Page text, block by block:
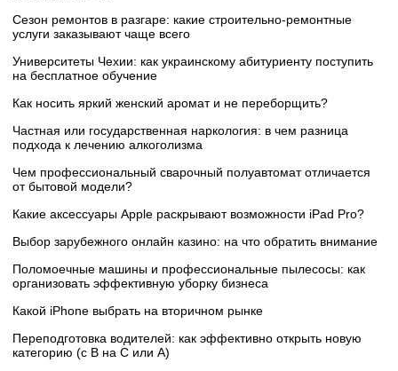
Сезон ремонтов в разгаре: какие строительно-ремонтные
услуги заказывают чаще всего
Университеты Чехии: как украинскому абитуриенту поступить
на бесплатное обучение
Как носить яркий женский аромат и не переборщить?
Частная или государственная наркология: в чем разница
подхода к лечению алкоголизма
Чем профессиональный сварочный полуавтомат отличается
от бытовой модели?
Какие аксессуары Apple раскрывают возможности iPad Pro?
Выбор зарубежного онлайн казино: на что обратить внимание
Поломоечные машины и профессиональные пылесосы: как
организовать эффективную уборку бизнеса
Какой iPhone выбрать на вторичном рынке
Переподготовка водителей: как эффективно открыть новую
категорию (с B на C или А)